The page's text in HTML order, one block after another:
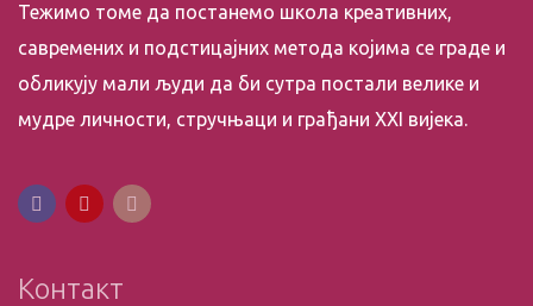
Тежимо томе да постанемо школа креативних,
савремених и подстицајних метода којима се граде и
обликују мали људи да би сутра постали велике и
мудре личности, стручњаци и грађани XXI вијека.
Контакт